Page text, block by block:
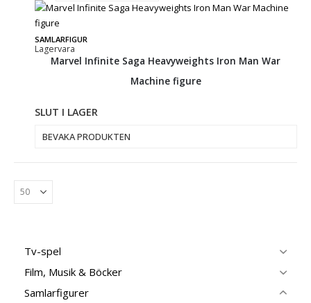
SAMLARFIGUR
Lagervara
Marvel Infinite Saga Heavyweights Iron Man War
Machine figure
SLUT I LAGER
BEVAKA PRODUKTEN
Tv-spel
Film, Musik & Böcker
Samlarfigurer